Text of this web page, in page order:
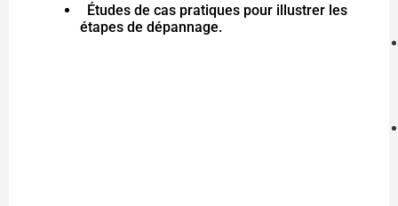
Études de cas pratiques pour illustrer les
étapes de dépannage.